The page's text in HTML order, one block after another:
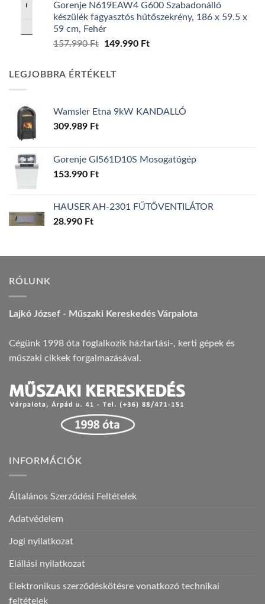
was:
139.990 Ft.
is:
119.990 Ft.
Gorenje N619EAW4 G600 Szabadonálló
készülék fagyasztós hűtőszekrény, 186 x 59.5 x
59 cm, Fehér
157.990Ft
Original
157.990 Ft.
149.990 FtCurrent
LEGJOBBRA ÉRTÉKELT
Wamsler Etna 9kW KANDALLÓ
309.989 Ft
Gorenje GI561D10S Mosogatógép
153.990 Ft
HAUSER AH-2301 FŰTŐVENTILÁTOR
28.990 Ft
RÓLUNK
Lajkó József - Műszaki Kereskedés Várpalota
Cégünk 1998 óta foglalkozik háztartási-, kerti gépek és
műszaki cikkek forgalmazásával.
INFORMÁCIÓK
Általános Szerződési Feltételek
Adatvédelem
Jogi nyilatkozat
Elállási nyilatkozat
Elektronikus szerződéskötésre vonatkozó technikai
feltételek